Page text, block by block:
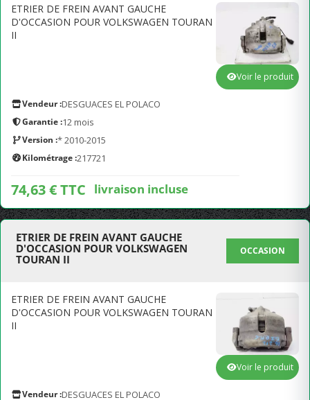
ETRIER DE FREIN AVANT GAUCHE
D'OCCASION POUR VOLKSWAGEN TOURAN
II
Vendeur :DESGUACES EL POLACO
Garantie :12 mois
Version :* 2010-2015
Kilométrage :217721
74,63 € TTC livraison incluse
Voir le produit
ETRIER DE FREIN AVANT GAUCHE
D'OCCASION POUR VOLKSWAGEN
TOURAN II
OCCASION
ETRIER DE FREIN AVANT GAUCHE
D'OCCASION POUR VOLKSWAGEN TOURAN
II
Vendeur :DESGUACES EL POLACO
Voir le produit